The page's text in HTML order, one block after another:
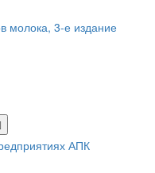
молока, 3-е издание